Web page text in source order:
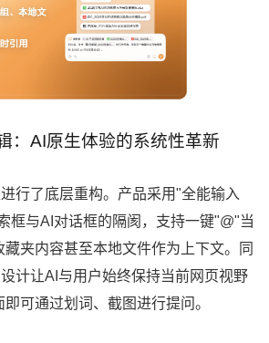
：AI原生体验的系统性革新
行了底层重构。产品采用"全能输入
框与AI对话框的隔阂，支持一键"@"当
夹内容甚至本地文件作为上下文。同
计让AI与用户始终保持当前网页视野
可通过划词、截图进行提问。